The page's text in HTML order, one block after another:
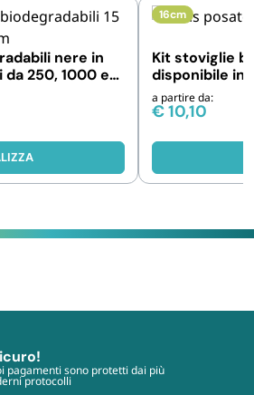
nere in
250, 1000 e
16cm
Kit stoviglie
disponibile in
confezioni
a partire da:
€10,10
pagamenti sono protetti dai più
protocolli